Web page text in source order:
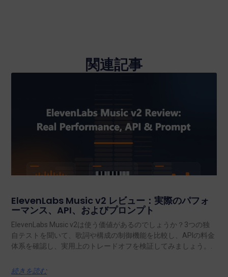
関連記事
ElevenLabs Music v2 レビュー：実際のパフォ
ーマンス、API、およびプロンプト
ElevenLabs Music v2は使う価値があるのでしょうか？3つの独
自テストを聞いて、歌詞や構成の制御機能を比較し、APIの料金
体系を確認し、実用上のトレードオフを検証してみましょう。.
続きを読む